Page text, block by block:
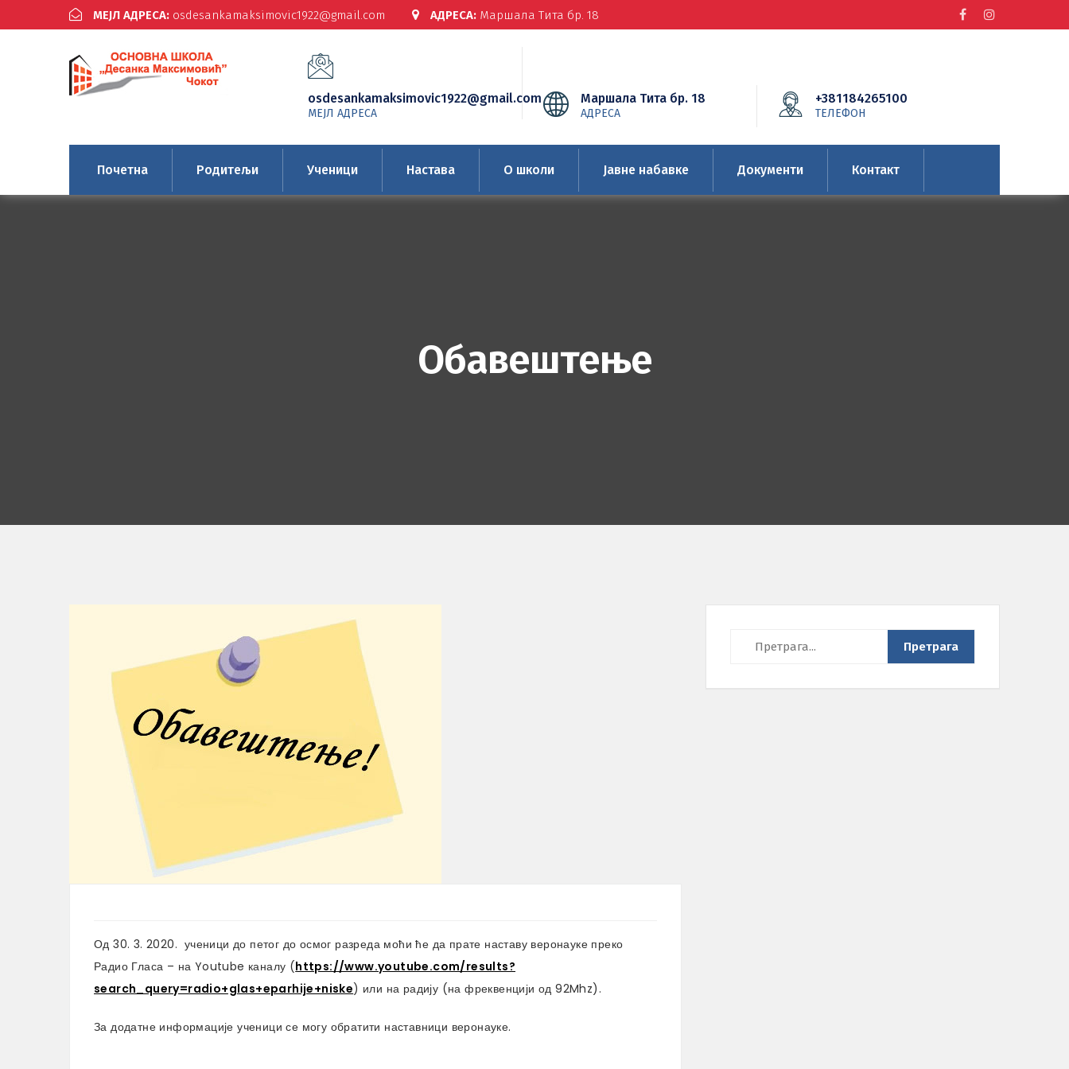
МЕЈЛ АДРЕСА: osdesankamaksimovic1922@gmail.com АДРЕСА: Маршала Тита бр. 18
osdesankamaksimovic1922@gmail.com
МЕЈЛ АДРЕСА
Маршала Тита бр. 18
АДРЕСА
+381184265100
ТЕЛЕФОН
Почетна Родитељи Ученици Настава О школи Јавне набавке Документи Контакт
Обавештење
Од 30. 3. 2020. ученици до петог до осмог разреда моћи ће да прате наставу веронауке преко
Радио Гласа – на Youtube каналу (https://www.youtube.com/results?
search_query=radio+glas+eparhije+niske) или на радију (на фреквенцији од 92Mhz).
За додатне информације ученици се могу обратити наставници веронауке.